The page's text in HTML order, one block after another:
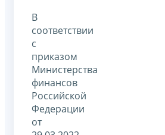
В
соответствии
с
приказом
Министерства
финансов
Российской
Федерации
от